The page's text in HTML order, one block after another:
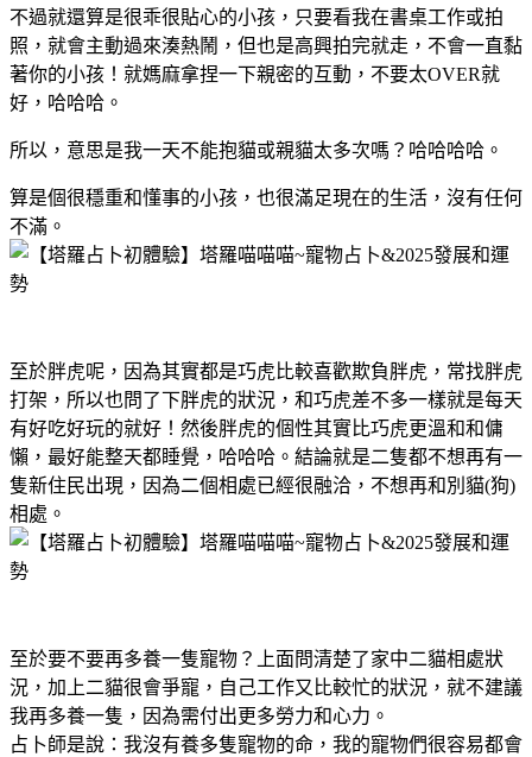
不過就還算是很乖很貼心的小孩，只要看我在書桌工作或拍
照，就會主動過來湊熱鬧，但也是高興拍完就走，不會一直黏
著你的小孩！就媽麻拿捏一下親密的互動，不要太OVER就
好，哈哈哈。
所以，意思是我一天不能抱貓或親貓太多次嗎？哈哈哈哈。
算是個很穩重和懂事的小孩，也很滿足現在的生活，沒有任何
不滿。
至於胖虎呢，因為其實都是巧虎比較喜歡欺負胖虎，常找胖虎
打架，所以也問了下胖虎的狀況，和巧虎差不多一樣就是每天
有好吃好玩的就好！然後胖虎的個性其實比巧虎更溫和和傭
懶，最好能整天都睡覺，哈哈哈。結論就是二隻都不想再有一
隻新住民出現，因為二個相處已經很融洽，不想再和別貓(狗)
相處。
至於要不要再多養一隻寵物？上面問清楚了家中二貓相處狀
況，加上二貓很會爭寵，自己工作又比較忙的狀況，就不建議
我再多養一隻，因為需付出更多勞力和心力。
占卜師是說：我沒有養多隻寵物的命，我的寵物們很容易都會